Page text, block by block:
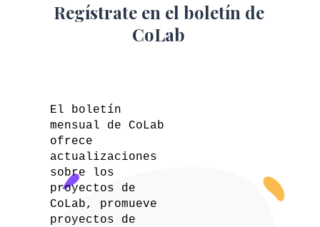
Regístrate en el boletín de
CoLab
El boletín
mensual de CoLab
ofrece
actualizaciones
sobre los
proyectos de
CoLab, promueve
proyectos de